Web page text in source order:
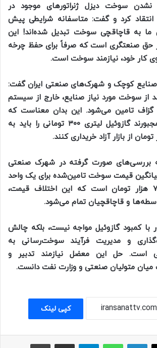
نشدن سوخت دیزل ژنراتور‌های موجود در
کرد و گفت: متاسفانه شرایطی پیش
ما به قاچاقچی سوخت تبدیل شده‌اند! این
حق صنعتگری است که صرفاً برای حفظ چرخه
کار خود، نیازمند سوخت است.
صنایع کوچک و شهرک‌های صنعتی ایران گفت:
۵۰ تا ۶۰ درصد از سوخت مورد نیاز صنایع، خارج از سیستم
تامین می‌شود. این بدان معناست که
واحد‌های صنعتی مجبورند گازوئیل لیتری ۳۰۰ تومانی را باید به
بررسی‌های صورت گرفته در شهرک صنعتی
قیمت سوخت تامین‌شده برای یک واحد
صنعتی، بیش از ۷ هزار تومان است که این اختلاف قیمت،
و قاچاقچیان تمام می‌شود.
با کمبود گازوئیل مواجه نیست، بلکه چالش
و مدیریت فرآیند سوخت‌رسانی به
است. حل این معضل نیازمند تدبیر و
میان متولیان صنعتی و وزارت نفت دانست.
کپی لینک
ایکس لینکداین واتس آپ تلگرام